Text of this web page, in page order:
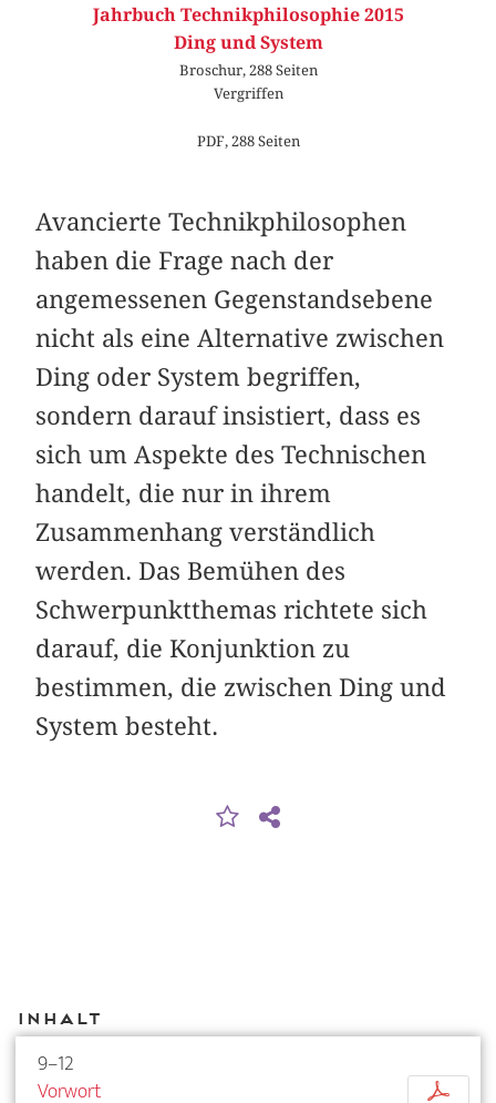
Jahrbuch Technikphilosophie 2015
Ding und System
Broschur, 288 Seiten
Vergriffen
PDF, 288 Seiten
Avancierte Technikphilosophen
haben die Frage nach der
angemessenen Gegenstandsebene
nicht als eine Alternative zwischen
Ding oder System begriffen,
sondern darauf insistiert, dass es
sich um Aspekte des Technischen
handelt, die nur in ihrem
Zusammenhang verständlich
werden. Das Bemühen des
Schwerpunktthemas richtete sich
darauf, die Konjunktion zu
bestimmen, die zwischen Ding und
System besteht.
Inhalt
9–12
Vorwort
p